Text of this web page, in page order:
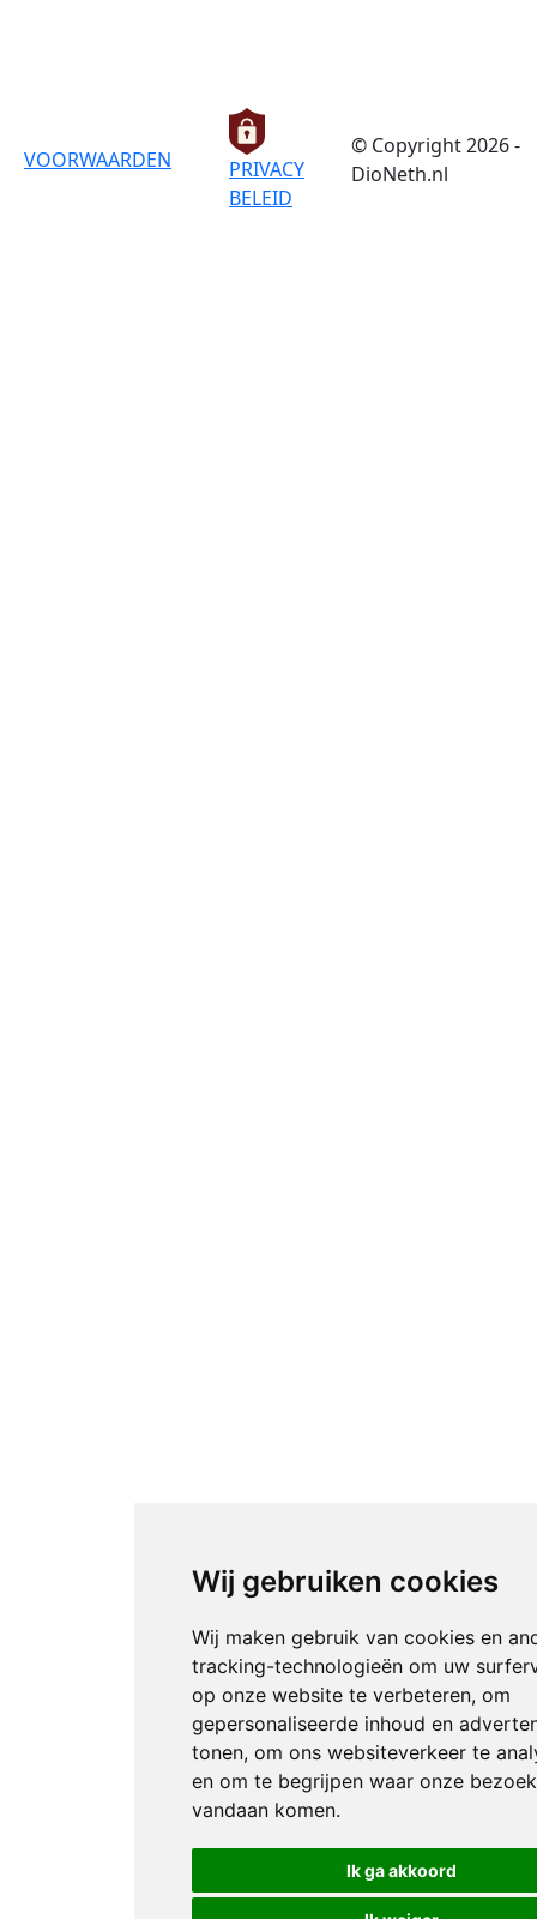
Wij gebruiken cookies
Wij maken gebruik van cookies en
tracking-technologieën om uw
op onze website te verbeteren, om
gepersonaliseerde inhoud en
tonen, om ons websiteverkeer te
en om te begrijpen waar onze
vandaan komen.
Ik ga akkoord
VOORWAARDEN
PRIVACY
BELEID
© Copyright 2026 -
DioNeth.nl